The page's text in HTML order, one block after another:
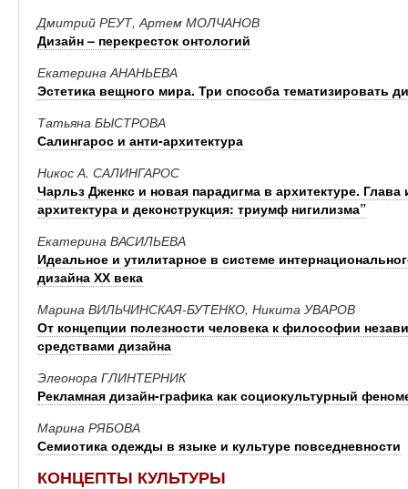
Дмитрий РЕУТ, Артем МОЛЧАНОВ
Дизайн – перекресток онтологий
Екатерина АНАНЬЕВА
Эстетика вещного мира. Три способа тематизировать
Татьяна БЫСТРОВА
Салингарос и анти-архитектура
Никос А. САЛИНГАРОС
Чарльз Дженкс и новая парадигма в архитектуре.
архитектура и деконструкция: триумф нигилизма”
Екатерина ВАСИЛЬЕВА
Идеальное и утилитарное в системе
дизайна ХХ века
Марина ВИЛЬЧИНСКАЯ-БУТЕНКО, Никита УВАРОВ
От концепции полезности человека к философии
средствами дизайна
Элеонора ГЛИНТЕРНИК
Рекламная дизайн-графика как социокультурный
Марина РЯБОВА
Семиотика одежды в языке и культуре повседневности
КОНЦЕПТЫ КУЛЬТУРЫ